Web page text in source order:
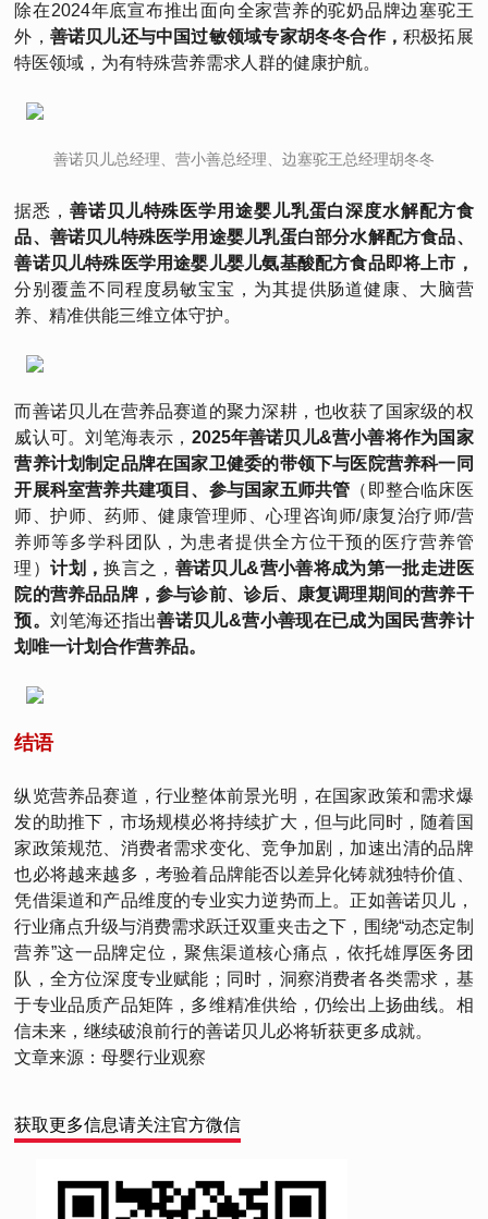
除在2024年底宣布推出面向全家营养的驼奶品牌边塞驼王
外， 善诺贝儿还与中国过敏领域专家胡冬冬合作， 积极拓展
特医领域，为有特殊营养需求人群的健康护航。
善诺贝儿总经理、营小善总经理、边塞驼王总经理胡冬冬
据悉，善诺贝儿特殊医学用途婴儿乳蛋白深度水解配方食
品、善诺贝儿特殊医学用途婴儿乳蛋白部分水解配方食品、
善诺贝儿特殊医学用途婴儿婴儿氨基酸配方食品即将上市，
分别覆盖不同程度易敏宝宝，为其提供肠道健康、大脑营
养、精准供能三维立体守护。
而善诺贝儿在营养品赛道的聚力深耕，也收获了国家级的权
威认可。刘笔海表示， 2025年善诺贝儿&营小善将作为国家
营养计划制定品牌在国家卫健委的带领下与医院营养科一同
开展科室营养共建项目、参与国家五师共管 （即整合临床医
师、护师、药师、健康管理师、心理咨询师/康复治疗师/营
养师等多学科团队，为患者提供全方位干预的医疗营养管
理）计划，换言之， 善诺贝儿&营小善将成为第一批走进医
院的营养品品牌，参与诊前、诊后、康复调理期间的营养干
预。刘笔海还指出善诺贝儿&营小善现在已成为国民营养计
划唯一计划合作营养品。
结语
纵览营养品赛道，行业整体前景光明，在国家政策和需求爆
发的助推下，市场规模必将持续扩大，但与此同时，随着国
家政策规范、消费者需求变化、竞争加剧，加速出清的品牌
也必将越来越多，考验着品牌能否以差异化铸就独特价值、
凭借渠道和产品维度的专业实力逆势而上。正如善诺贝儿，
行业痛点升级与消费需求跃迁双重夹击之下，围绕“动态定制
营养”这一品牌定位，聚焦渠道核心痛点，依托雄厚医务团
队，全方位深度专业赋能；同时，洞察消费者各类需求，基
于专业品质产品矩阵，多维精准供给，仍绘出上扬曲线。相
信未来，继续破浪前行的善诺贝儿必将斩获更多成就。
文章来源：母婴行业观察
获取更多信息请关注官方微信